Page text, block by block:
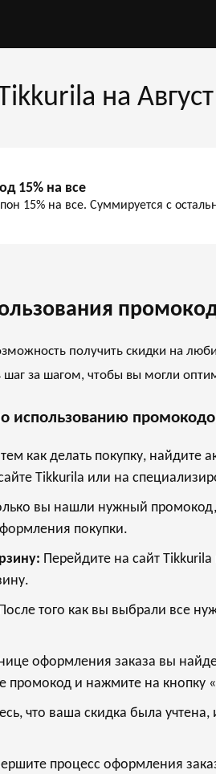
на
15% на все
15% на все. Суммируется с
получить скидки на
шаг за шагом, чтобы вы могли
использованию
как делать покупку, найдите
Tikkurila или на
вы нашли нужный
покупки.
Перейдите на сайт Tikkurila
того как вы выбрали все
оформления заказа вы
промокод и нажмите на кнопку
что ваша скидка была
процесс оформления